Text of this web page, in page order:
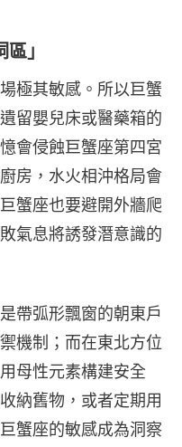
」
極其敏感。所以巨蟹
留嬰兒床或醫藥箱的
會侵蝕巨蟹座第四宮
房，水火相沖格局會
蟹座也要避開外牆爬
氣息將誘發潛意識的
帶弧形飄窗的朝東戶
機制；而在東北方位
母性元素構建安全
納舊物，或者定期用
蟹座的敏感成為洞察